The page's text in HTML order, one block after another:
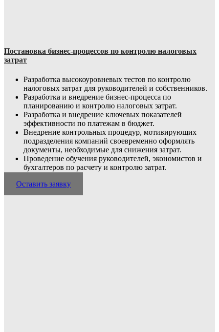
Постановка бизнес-процессов по контролю налоговых
затрат
Разработка высокоуровневых тестов по контролю
налоговых затрат для руководителей и собственников.
Разработка и внедрение бизнес-процесса по
планированию и контролю налоговых затрат.
Разработка и внедрение ключевых показателей
эффективности по платежам в бюджет.
Внедрение контрольных процедур, мотивирующих
подразделения компаний своевременно оформлять
документы, необходимые для снижения затрат.
Проведение обучения руководителей, экономистов и
бухгалтеров по расчету и контролю затрат.
Оставить заявку